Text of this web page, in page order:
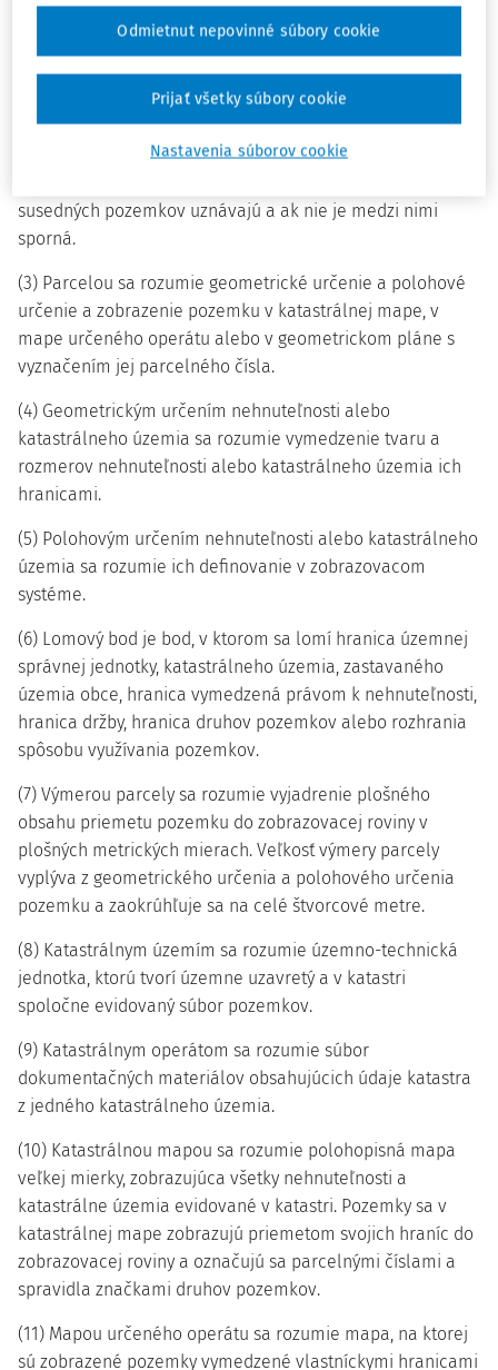
hranicou vymedzenou právom k nehnuteľnosti, hranicou
držby alebo hranicou druhu pozemku, alebo rozhraním
(2) Hranicu pozemku určujú lomové body. Za hranicu
susedných pozemkov vymedzenú vlastníckym právom sa
susedných pozemkov uznávajú a ak nie je medzi nimi
sporná.
(3) Parcelou sa rozumie geometrické určenie a polohové
určenie a zobrazenie pozemku v katastrálnej mape, v
mape určeného operátu alebo v geometrickom pláne s
vyznačením jej parcelného čísla.
(4) Geometrickým určením nehnuteľnosti alebo
katastrálneho územia sa rozumie vymedzenie tvaru a
rozmerov nehnuteľnosti alebo katastrálneho územia ich
hranicami.
(5) Polohovým určením nehnuteľnosti alebo katastrálneho
územia sa rozumie ich definovanie v zobrazovacom
systéme.
(6) Lomový bod je bod, v ktorom sa lomí hranica územnej
správnej jednotky, katastrálneho územia, zastavaného
územia obce, hranica vymedzená právom k nehnuteľnosti,
hranica držby, hranica druhov pozemkov alebo rozhrania
spôsobu využívania pozemkov.
(7) Výmerou parcely sa rozumie vyjadrenie plošného
obsahu priemetu pozemku do zobrazovacej roviny v
plošných metrických mierach. Veľkosť výmery parcely
vyplýva z geometrického určenia a polohového určenia
pozemku a zaokrúhľuje sa na celé štvorcové metre.
(8) Katastrálnym územím sa rozumie územno-technická
jednotka, ktorú tvorí územne uzavretý a v katastri
spoločne evidovaný súbor pozemkov.
(9) Katastrálnym operátom sa rozumie súbor
dokumentačných materiálov obsahujúcich údaje katastra
z jedného katastrálneho územia.
(10) Katastrálnou mapou sa rozumie polohopisná mapa
veľkej mierky, zobrazujúca všetky nehnuteľnosti a
katastrálne územia evidované v katastri. Pozemky sa v
katastrálnej mape zobrazujú priemetom svojich hraníc do
zobrazovacej roviny a označujú sa parcelnými číslami a
spravidla značkami druhov pozemkov.
(11) Mapou určeného operátu sa rozumie mapa, na ktorej
sú zobrazené pozemky vymedzené vlastníckymi hranicami
Nastavenia súborov cookie
Odmietnut nepovinné súbory cookie
Prijať všetky súbory cookie